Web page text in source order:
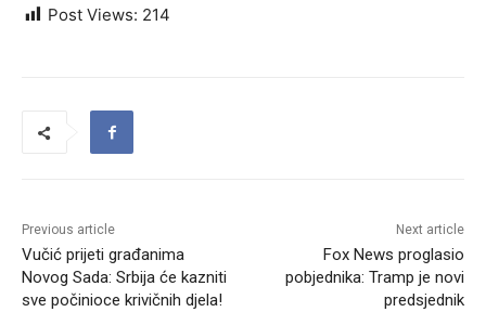
Post Views: 214
Previous article
Vučić prijeti građanima
Novog Sada: Srbija će kazniti
sve počinioce krivičnih djela!
Next article
Fox News proglasio
pobjednika: Tramp je novi
predsjednik